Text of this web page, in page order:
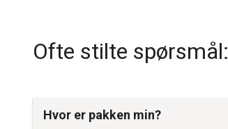
Ofte stilte spørsmål:
Hvor er pakken min?